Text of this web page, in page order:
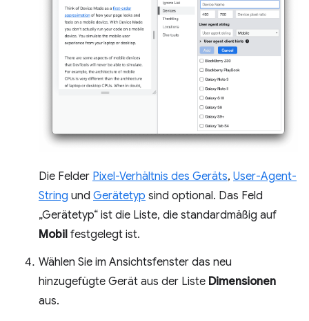
Die Felder Pixel-Verhältnis des Geräts, User-Agent-
String und Gerätetyp sind optional. Das Feld
„Gerätetyp“ ist die Liste, die standardmäßig auf
Mobil festgelegt ist.
Wählen Sie im Ansichtsfenster das neu
hinzugefügte Gerät aus der Liste Dimensionen
aus.